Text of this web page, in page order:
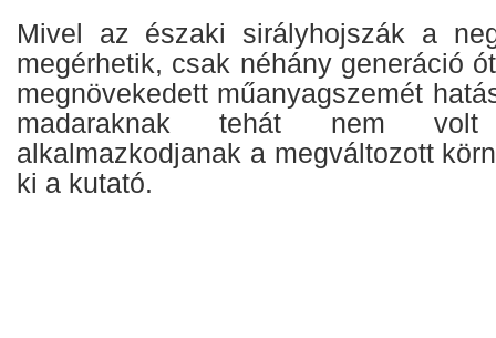
Mivel az északi sirályhojszák a
megérhetik, csak néhány generáció
megnövekedett műanyagszemét
madaraknak tehát nem
alkalmazkodjanak a megváltozott
ki a kutató.